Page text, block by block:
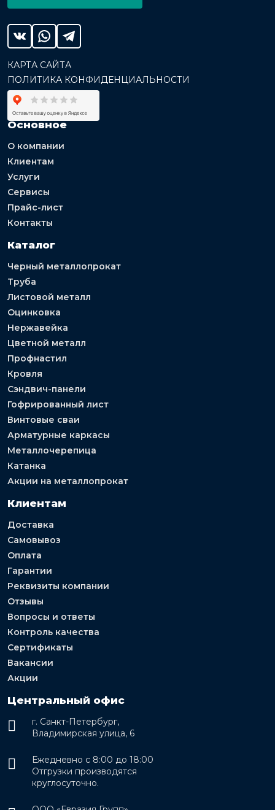
КАРТА САЙТА
ПОЛИТИКА КОНФИДЕНЦИАЛЬНОСТИ
Основное
О компании
Клиентам
Услуги
Сервисы
Прайс-лист
Контакты
Каталог
Черный металлопрокат
Труба
Листовой металл
Оцинковка
Нержавейка
Цветной металл
Профнастил
Кровля
Сэндвич-панели
Гофрированный лист
Винтовые сваи
Арматурные каркасы
Металлочерепица
Катанка
Акции на металлопрокат
Клиентам
Доставка
Самовывоз
Оплата
Гарантии
Реквизиты компании
Отзывы
Вопросы и ответы
Контроль качества
Сертификаты
Вакансии
Акции
Центральный офис
г. Санкт-Петербург,
Владимирская улица, 6
Ежедневно с 8:00 до 18:00
Отгрузки производятся
круглосуточно.